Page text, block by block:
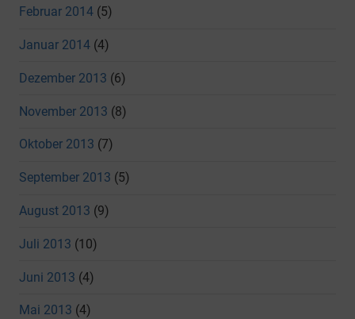
Februar 2014 (5)
Januar 2014 (4)
Dezember 2013 (6)
November 2013 (8)
Oktober 2013 (7)
September 2013 (5)
August 2013 (9)
Juli 2013 (10)
Juni 2013 (4)
Mai 2013 (4)